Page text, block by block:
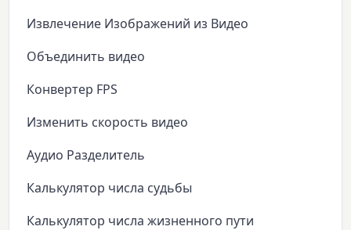
Извлечение Изображений из Видео
Объединить видео
Конвертер FPS
Изменить скорость видео
Аудио Разделитель
Калькулятор числа судьбы
Калькулятор числа жизненного пути